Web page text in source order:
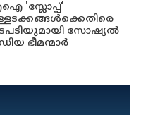
'സ്ലോപ്പ്'
സോഷ്യൽ
ഭീമന്മാർ